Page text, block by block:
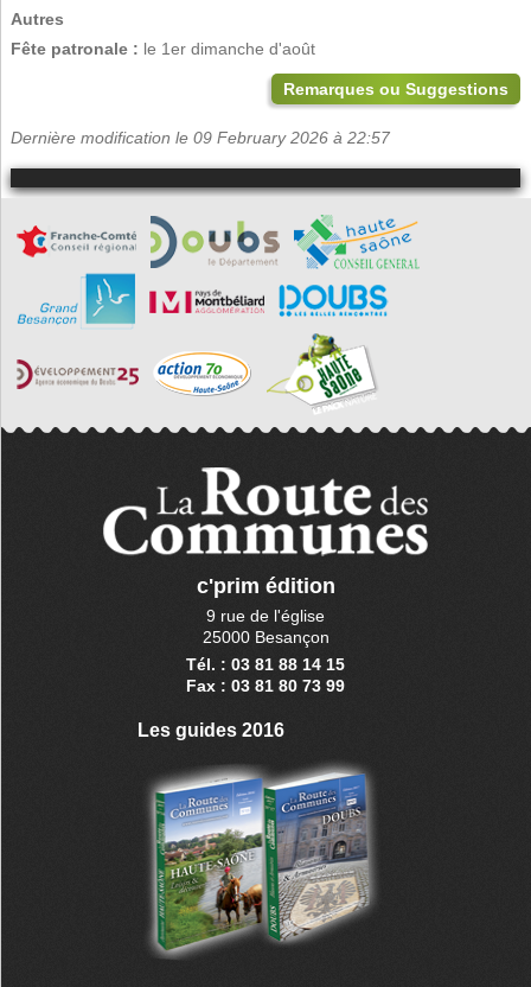
Autres
Fête patronale : le 1er dimanche d'août
Remarques ou Suggestions
Dernière modification le 09 February 2026 à 22:57
c'prim édition
9 rue de l'église
25000 Besançon
Tél. : 03 81 88 14 15
Fax : 03 81 80 73 99
Les guides 2016